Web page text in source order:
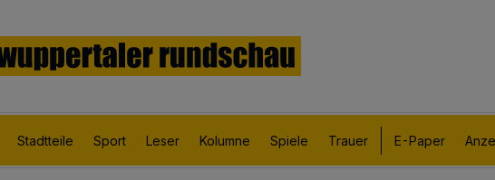
Stadtteile Sport Leser Kolumne Spiele Trauer E-Paper